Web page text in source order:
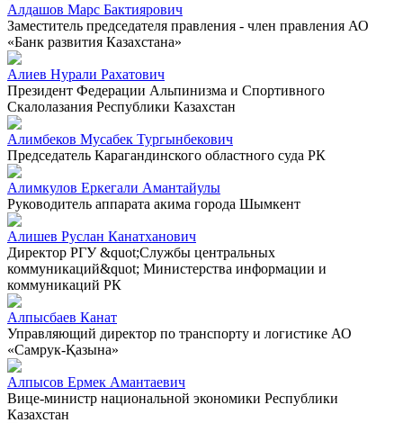
Алдашов Марс Бактиярович
Заместитель председателя правления - член правления АО
«Банк развития Казахстана»
Алиев Нурали Рахатович
Президент Федерации Альпинизма и Спортивного
Скалолазания Республики Казахстан
Алимбеков Мусабек Тургынбекович
Председатель Карагандинского областного суда РК
Алимкулов Еркегали Амантайулы
Руководитель аппарата акима города Шымкент
Алишев Руслан Канатханович
Директор РГУ &quot;Службы центральных
коммуникаций&quot; Министерства информации и
коммуникаций РК
Алпысбаев Канат
Управляющий директор по транспорту и логистике АО
«Самрук-Қазына»
Алпысов Ермек Амантаевич
Вице-министр национальной экономики Республики
Казахстан